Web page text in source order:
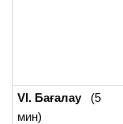
VI. Бағалау (5
мин)